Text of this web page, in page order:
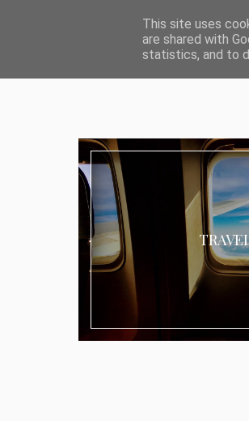
ABOUT I MEDIA & PR IMPRESSUM
This site uses
are shared with
statistics, and to